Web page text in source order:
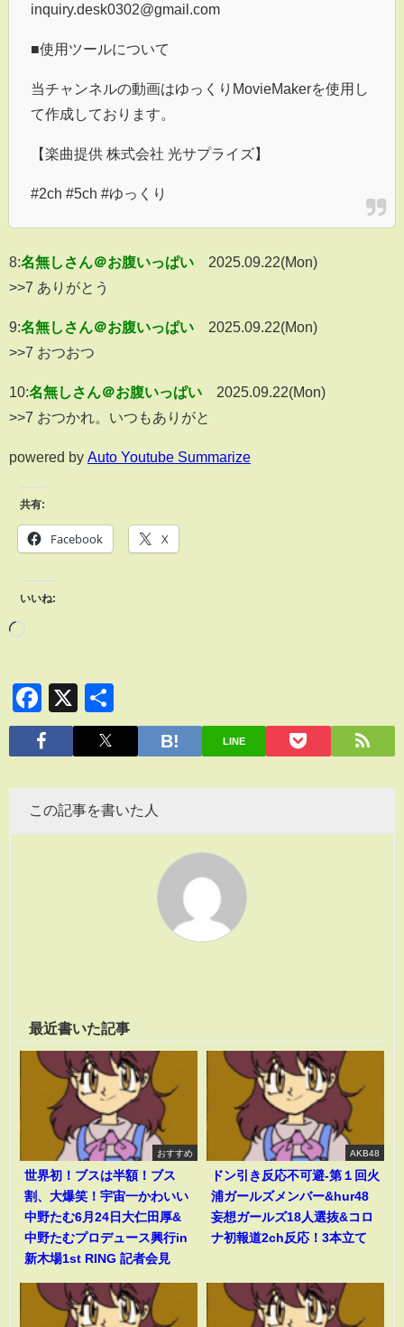
inquiry.desk0302@gmail.com
■使用ツールについて
当チャンネルの動画はゆっくりMovieMakerを使用し
て作成しております。
【楽曲提供 株式会社 光サプライズ】
#2ch #5ch #ゆっくり
8:名無しさん＠お腹いっぱい
2025.09.22(Mon)
>>7 ありがとう
9:名無しさん＠お腹いっぱい
2025.09.22(Mon)
>>7 おつおつ
10:名無しさん＠お腹いっぱい
2025.09.22(Mon)
>>7 おつかれ。いつもありがと
powered by Auto Youtube Summarize
共有:
Facebook X
いいね:
Facebook
X
有
LINE
この記事を書いた人
最近書いた記事
おすすめ
世界初！ブスは半額！ブス
割、大爆笑！宇宙一かわいい
中野たむ6月24日大仁田厚&
中野たむプロデュース興行in
新木場1st RING 記者会見
AKB48
ドン引き反応不可避-第１回火
浦ガールズメンバー&hur48
妄想ガールズ18人選抜&コロ
ナ初報道2ch反応！3本立て